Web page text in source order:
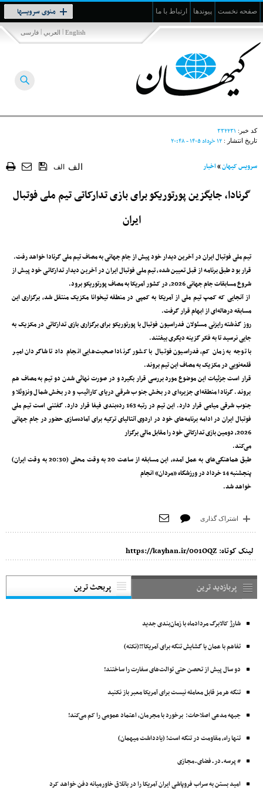
صفحه نخست پیوندها ارتباط با ما منوی سرویسها
Toggle
navigation
فارسی | العربي | English
کد خبر: ۳۳۲۲۳۱
تاریخ انتشار : ۱۲ خرداد ۱۴۰۵ - ۲۰:۴۸
سرویس کیهان»اخبار الف الف
گرنادا، جایگزین پورتوریکو برای بازی تدارکاتی تیم ملی فوتبال
ایران
تیم ملی فوتبال ایران در آخرین دیدار خود پیش از جام جهانی به مصاف تیم ملی گرنادا خواهد رفت.
قرار بود طبق برنامه از قبل تعیین شده، تیم ملی فوتبال ایران در آخرین دیدار تدارکاتی خود پیش از
شروع مسابقات جام جهانی 2026، در کشور آمریکا به مصاف پورتوریکو برود.
از آنجایی که کمپ تیم ملی از آمریکا به کمپی در منطقه تیخوانا مکزیک منتقل شد، برگزاری این
مسابقه در‌هاله‌ای از ابهام قرار گرفت.
روز گذشته رایزنی مسئولان فدراسیون فوتبال با پورتوریکو برای برگزاری بازی تدارکاتی در مکزیک به
جایی نرسید تا به فکر گزینه دیگری بیفتند.
با توجه به زمان کم، فدراسیون فوتبال با کشور گرنادا صحبت‌هایی انجام داد تا شاگردان امیر
قلعه‌نویی در مکزیک به مصاف این تیم بروند.
قرار است جزئیات این موضوع مورد بررسی قرار بگیرد و در صورت نهائی شدن دو تیم به مصاف هم
بروند. گرنادا منطقه‌ای جزیره‌ای در بخش جنوب شرقی دریای کارائیب و در بخش شمال ونزوئلا و
جنوب شرقی میامی قرار دارد. این تیم در رتبه 163 رده‌بندی فیفا قرار دارد. گفتنی است تیم ملی
فوتبال ایران در ادامه برنامه‌های خود در اردوی آنتالیای ترکیه برای آماده‌سازی حضور در جام جهانی
2026، دومین بازی تدارکاتی خود را مقابل مالی برگزار
می‌کند.
طبق هماهنگی‌های به عمل آمده، این مسابقه از ساعت 20 به وقت محلی (20:30 به وقت ایران)
پنجشنبه 14 خرداد در ورزشگاه «مردان» انجام
خواهد شد.
اشتراک گذاری
لینک کوتاه: https://kayhan.ir/001OQZ
پربازدید ترین پربحث ترین
شارژ کالابرگ مردادماه با زمان‌بندی جدید
تفاهم با عمان یا گشایش تنگه برای آمریکا؟!(نکته)
دو سال پیش از تحصن حتی توالت‌های سفارت را ساختند!
تنگه هرمز قابل معامله نیست برای آمریکا معبر باز نکنید
جبهه مدعی اصلاحات: برخورد با مجرمان، اعتماد عمومی را کم می‌کند!
تنها راه، مقاومت در تنگه است! (یادداشت میهمان)
# پرسه ـ در ـ فضای ـ مجـازی
امید بستن به سراب فروپاشی ایران آمریکا را در باتلاق خاورمیانه دفن خواهد کرد